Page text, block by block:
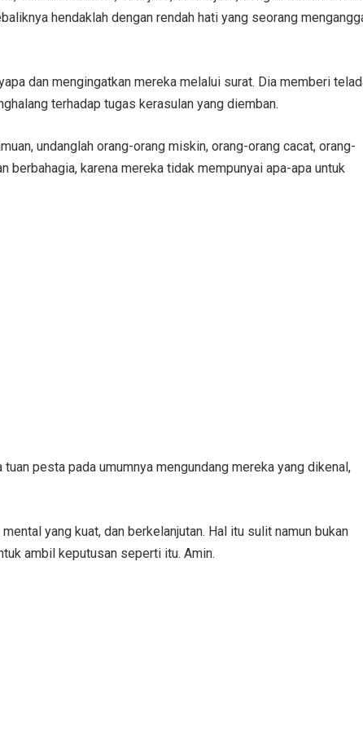
hendaklah dengan rendah hati yang seorang
dan mengingatkan mereka melalui surat. Dia memberi
terhadap tugas kerasulan yang diemban.
undanglah orang-orang miskin, orang-orang cacat, orang-
berbahagia, karena mereka tidak mempunyai apa-apa untuk
pesta pada umumnya mengundang mereka yang dikenal,
yang kuat, dan berkelanjutan. Hal itu sulit namun bukan
ambil keputusan seperti itu. Amin.